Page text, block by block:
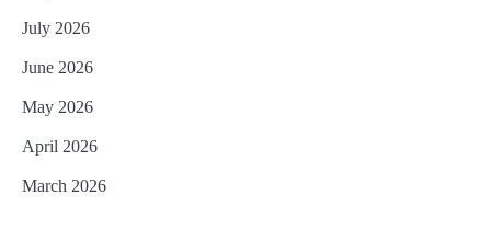
July 2026
June 2026
May 2026
April 2026
March 2026